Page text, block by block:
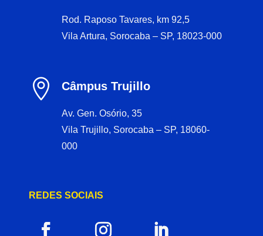
Rod. Raposo Tavares, km 92,5
Vila Artura, Sorocaba – SP, 18023-000
 Câmpus Trujillo
Av. Gen. Osório, 35
Vila Trujillo, Sorocaba – SP, 18060-
000
REDES SOCIAIS